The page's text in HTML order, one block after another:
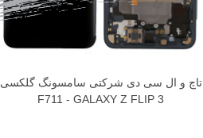
تاچ و ال سی دی شرکتی سامسونگ گلکسی
F711 - GALAXY Z FLIP 3